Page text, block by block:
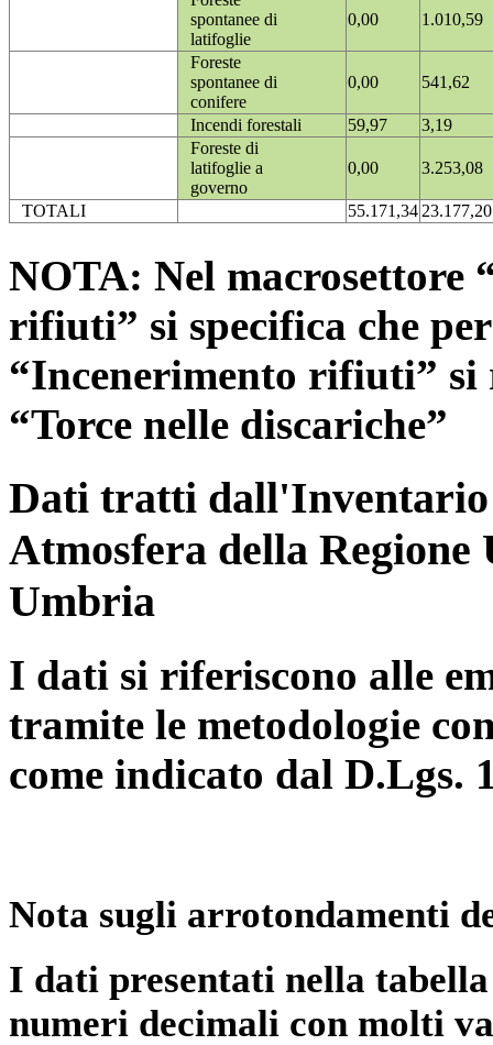
spontanee di
latifoglie
0,00 1.010,59
Foreste
spontanee di
conifere
0,00 541,62
Incendi forestali 59,97
3,19
Foreste di
latifoglie a
governo
0,00 3.253,08
TOTALI 55.171,3423.177,20
NOTA: Nel macrosettore
rifiuti” si specifica che
“Incenerimento rifiuti”
“Torce nelle discariche”
Dati tratti dall'Inventario
Atmosfera della
Umbria
I dati si riferiscono alle
tramite le metodologie
come indicato dal D.Lgs.
Nota sugli arrotondamenti
I dati presentati nella
numeri decimali con molti